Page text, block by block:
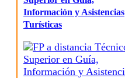
Información y Asistencias
Turísticas